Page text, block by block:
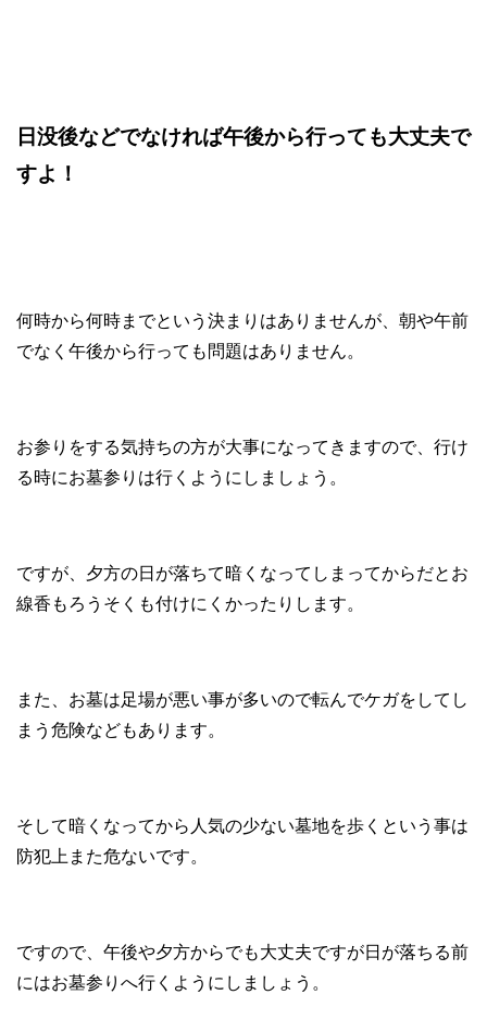
日没後などでなければ午後から行っても大丈夫で
すよ！
何時から何時までという決まりはありませんが、朝や午前
でなく午後から行っても問題はありません。
お参りをする気持ちの方が大事になってきますので、行け
る時にお墓参りは行くようにしましょう。
ですが、夕方の日が落ちて暗くなってしまってからだとお
線香もろうそくも付けにくかったりします。
また、お墓は足場が悪い事が多いので転んでケガをしてし
まう危険などもあります。
そして暗くなってから人気の少ない墓地を歩くという事は
防犯上また危ないです。
ですので、午後や夕方からでも大丈夫ですが日が落ちる前
にはお墓参りへ行くようにしましょう。